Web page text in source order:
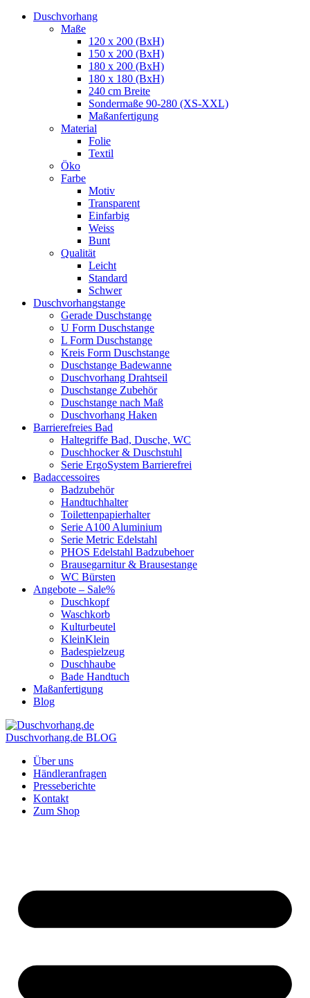
Duschvorhang
Maße
120 x 200 (BxH)
150 x 200 (BxH)
180 x 200 (BxH)
180 x 180 (BxH)
240 cm Breite
Sondermaße 90-280 (XS-XXL)
Maßanfertigung
Material
Folie
Textil
Öko
Farbe
Motiv
Transparent
Einfarbig
Weiss
Bunt
Qualität
Leicht
Standard
Schwer
Duschvorhangstange
Gerade Duschstange
U Form Duschstange
L Form Duschstange
Kreis Form Duschstange
Duschstange Badewanne
Duschvorhang Drahtseil
Duschstange Zubehör
Duschstange nach Maß
Duschvorhang Haken
Barrierefreies Bad
Haltegriffe Bad, Dusche, WC
Duschhocker & Duschstuhl
Serie ErgoSystem Barrierefrei
Badaccessoires
Badzubehör
Handtuchhalter
Toilettenpapierhalter
Serie A100 Aluminium
Serie Metric Edelstahl
PHOS Edelstahl Badzubehoer
Brausegarnitur & Brausestange
WC Bürsten
Angebote – Sale%
Duschkopf
Waschkorb
Kulturbeutel
KleinKlein
Badespielzeug
Duschhaube
Bade Handtuch
Maßanfertigung
Blog
Duschvorhang.de BLOG
Über uns
Händleranfragen
Presseberichte
Kontakt
Zum Shop